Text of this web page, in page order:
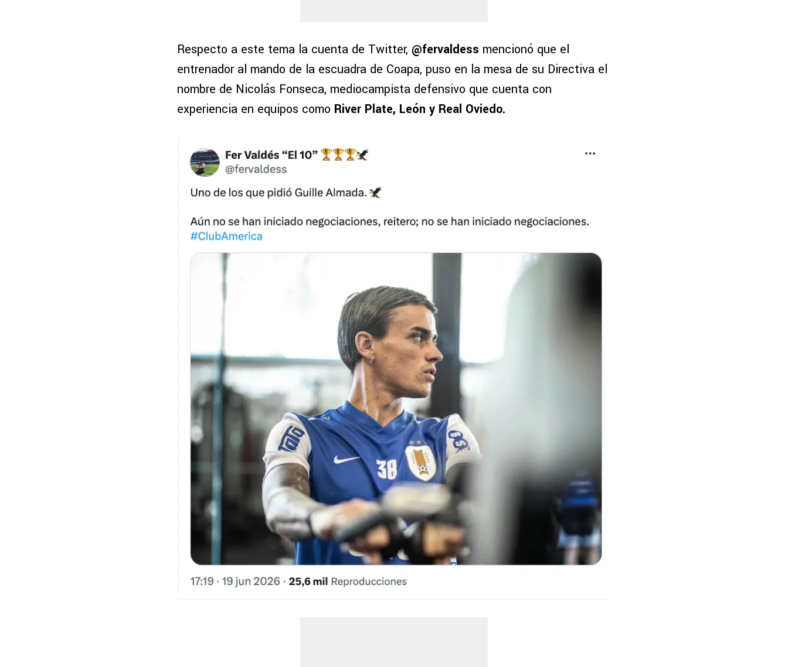
Respecto a este tema la cuenta de Twitter, @fervaldess mencionó que el
entrenador al mando de la escuadra de Coapa, puso en la mesa de su Directiva el
nombre de Nicolás Fonseca, mediocampista defensivo que cuenta con
experiencia en equipos como River Plate, León y Real Oviedo.